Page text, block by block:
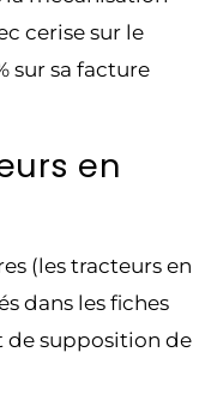
cerise sur le
sur sa facture
en
(les tracteurs en
dans les fiches
de supposition de